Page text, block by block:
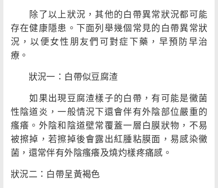
除了以上狀況，其他的白帶異常狀況都可能
存在健康隱患。下面列舉幾個常見的白帶異常狀
況，以便女性朋友們可對症下藥，早預防早治
療。
狀況一：白帶似豆腐渣
如果出現豆腐渣樣子的白帶，有可能是黴菌
性陰道炎，一般情況下還會伴有外陰部位嚴重的
瘙癢。外陰和陰道壁常覆蓋一層白膜狀物，不易
被擦掉，若擦掉後會露出紅腫粘膜面，易感染黴
菌，還常伴有外陰瘙癢及燒灼樣疼痛感。
狀況二：白帶呈黃褐色